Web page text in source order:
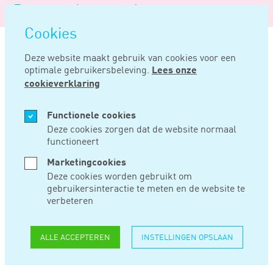
overslaan
Cookies
Deze website maakt gebruik van cookies voor een
optimale gebruikersbeleving. Lees onze
cookieverklaring
Functionele cookies
Deze cookies zorgen dat de website normaal
functioneert
Marketingcookies
Deze cookies worden gebruikt om
gebruikersinteractie te meten en de website te
verbeteren
ALLE ACCEPTEREN INSTELLINGEN OPSLAAN
Logo
Noord
Negentig
Home Nieuws Nieuw btw-nummer voor eenmanszaken
DEC 20, 2018
NIEUW BTW-
NUMMER VOOR
EENMANSZAKEN
Ondernemers met een eenmanszaak krijgen eind 2019